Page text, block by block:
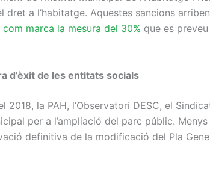
dret a l’habitatge. Aquestes sancions
marca la mesura del 30% que es
d’èxit de les entitats socials
2018, la PAH, l’Observatori DESC, el
per a l’ampliació del parc públic.
definitiva de la modificació del Pla